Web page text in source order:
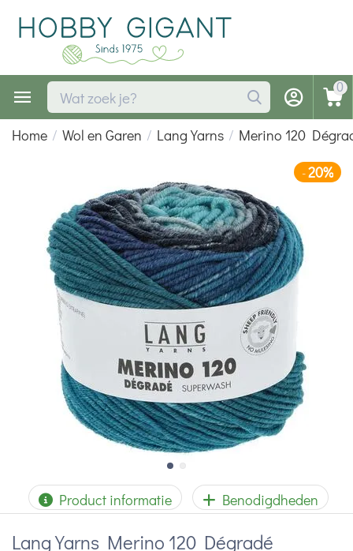
0
Home / Wol en Garen / Lang Yarns / Merino 120
-20%
Product informatie Benodigdheden
Lang Yarns Merino 120 Dégradé